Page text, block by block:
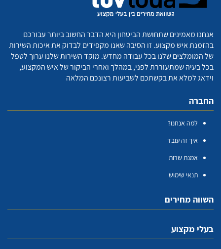
אנחנו מאמינים שתחושת הביטחון היא הדבר החשוב ביותר עבורכם
בהזמנת איש מקצוע. זו הסיבה שאנו מקפידים לבדוק את איכות השירות
של המומלצים שלנו בכל עבודה מחדש. מוקד השירות שלנו ערוך לטפל
בכל בעיה שמתעוררת לפני, במהלך ואחרי הביקור של איש המקצוע,
וידאג למלא את בקשתכם לשביעות רצונכם המלאה
החברה
למה אנחנו?
איך זה עובד
אמנת שרות
תנאי שימוש
השווה מחירים
בעלי מקצוע